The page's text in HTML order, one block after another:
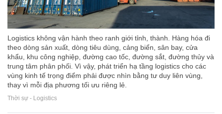
Logistics không vận hành theo ranh giới tỉnh, thành. Hàng hóa đi
theo dòng sản xuất, dòng tiêu dùng, cảng biển, sân bay, cửa
khẩu, khu công nghiệp, đường cao tốc, đường sắt, đường thủy và
trung tâm phân phối. Vì vậy, phát triển hạ tầng logistics cho các
vùng kinh tế trọng điểm phải được nhìn bằng tư duy liên vùng,
thay vì mỗi địa phương tối ưu riêng lẻ.
Thời sự - Logistics